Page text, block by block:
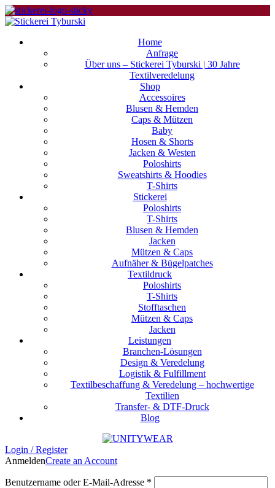
Home
Anfrage
Über uns – Stickerei Tyburski | 30 Jahre
Textilveredelung
Shop
Accessoires
Blusen & Hemden
Caps & Mützen
Baby
Hosen & Shorts
Jacken & Westen
Poloshirts
Sweatshirts & Hoodies
T-Shirts
Stickerei
Poloshirts
T-Shirts
Blusen & Hemden
Jacken
Mützen & Caps
Aufnäher & Bügelpatches
Textildruck
Poloshirts
T-Shirts
Stofftaschen
Mützen & Caps
Jacken
Leistungen
Branchen-Lösungen
Design & Veredelung
Logistik & Fulfillment
Textilbeschaffung & Veredelung – hochwertige
Textilien
Transfer- & DTF-Druck
Blog
Login / Register
AnmeldenCreate an Account
Benutzername oder E-Mail-Adresse *